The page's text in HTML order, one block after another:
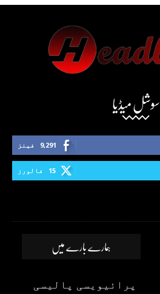
سوشل میڈیا
9,291 فینز
15 فالورز
ہمارے بارے میں
پرائیویسی پالیسی